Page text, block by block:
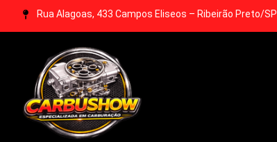
Rua Alagoas, 433 Campos Eliseos – Ribeirão Preto/SP